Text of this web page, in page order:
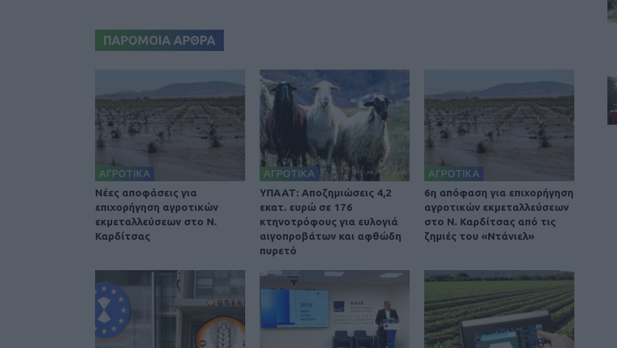
ΠΑΡΟΜΟΙΑ ΑΡΘΡΑ
ΑΓΡΟΤΙΚΑ
Nέες αποφάσεις για
επιχορήγηση αγροτικών
εκμεταλλεύσεων στο Ν.
Καρδίτσας
ΑΓΡΟΤΙΚΑ
ΥΠΑΑΤ: Αποζημιώσεις 4,2
εκατ. ευρώ σε 176
κτηνοτρόφους για ευλογιά
αιγοπροβάτων και αφθώδη
πυρετό
ΑΓΡΟΤΙΚΑ
6η απόφαση για επιχορήγηση
αγροτικών εκμεταλλεύσεων
στο Ν. Καρδίτσας από τις
ζημιές του «Ντάνιελ»